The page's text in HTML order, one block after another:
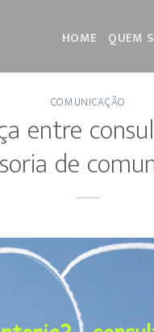
HOME QUEM
COMUNICAÇÃO
entre
de